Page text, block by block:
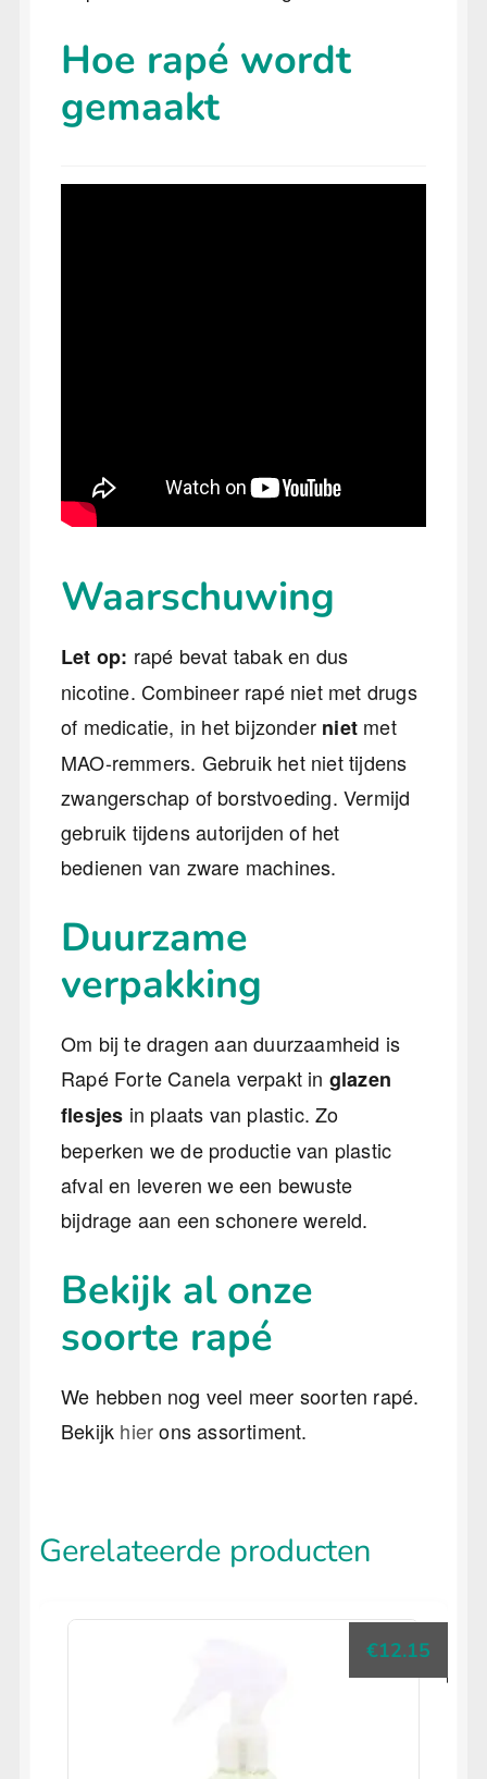
Hoe rapé wordt
gemaakt
Waarschuwing
Let op: rapé bevat tabak en dus
nicotine. Combineer rapé niet met drugs
of medicatie, in het bijzonder niet met
MAO-remmers. Gebruik het niet tijdens
zwangerschap of borstvoeding. Vermijd
gebruik tijdens autorijden of het
bedienen van zware machines.
Duurzame
verpakking
Om bij te dragen aan duurzaamheid is
Rapé Forte Canela verpakt in glazen
flesjes in plaats van plastic. Zo
beperken we de productie van plastic
afval en leveren we een bewuste
bijdrage aan een schonere wereld.
Bekijk al onze
soorte rapé
We hebben nog veel meer soorten rapé.
Bekijk hierons assortiment.
Gerelateerde producten
€12.15